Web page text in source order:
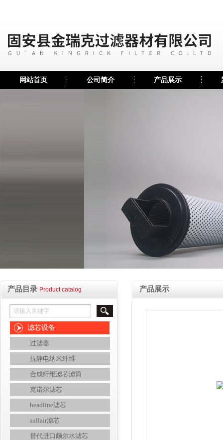
网站首页 公司简介 产品展示
产品目录 Product catalog
滤芯设备
过滤器
抗静电纳米纤维
合成纤维滤芯滤筒
克诺尔滤芯
headline滤芯
sullair滤芯
替代进口颇尔水滤芯
产品展示